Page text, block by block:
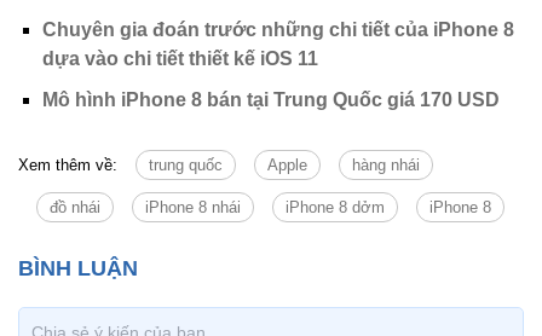
Chuyên gia đoán trước những chi tiết của iPhone 8
dựa vào chi tiết thiết kế iOS 11
Mô hình iPhone 8 bán tại Trung Quốc giá 170 USD
Xem thêm về: trung quốc Apple hàng nhái
đồ nhái iPhone 8 nhái iPhone 8 dởm iPhone 8